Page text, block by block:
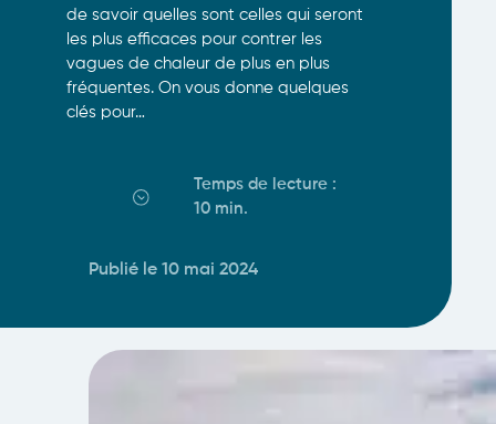
de savoir quelles sont celles qui seront
les plus efficaces pour contrer les
vagues de chaleur de plus en plus
fréquentes. On vous donne quelques
clés pour…
Temps de lecture :
10 min.
Publié le 10 mai 2024